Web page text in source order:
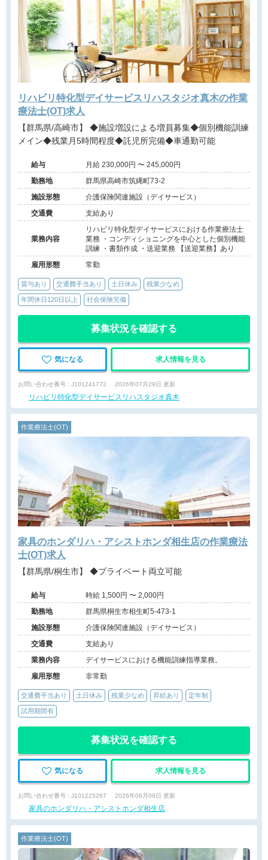
リハビリ特化型デイサービスリハスタジオ真木の作業
療法士(OT)求人
【群馬県/高崎市】 ◆施設増設による増員募集◆個別機能訓練
メイン◆残業月5時間程度◆託児所完備◆車通勤可能
給与
月給 230,000円 〜 245,000円
勤務地
群馬県高崎市筑縄町73-2
施設形態
介護保険関連施設（デイサービス）
交通費
支給あり
業務内容
リハビリ特化型デイサービスにおける作業療法士
業務 ・コンディショニングを中心とした個別機能
訓練 ・書類作成 ・送迎業務 【送迎業務】あり
雇用形態
常勤
賞与あり 交通費手当あり 土日休み 残業少なめ
年間休日120日以上 社会保険完備
募集状況を確認する
気になる 求人情報を見る
お問い合わせ番号 : J101241772 2026年07月29日 更新
リハビリ特化型デイサービスリハスタジオ真木
作業療法士(OT)
家具のホンダリハ・アシストホンダ相生店の作業療法
士(OT)求人
【群馬県/桐生市】 ◆プライベート両立可能
給与
時給 1,500円 〜 2,000円
勤務地
群馬県桐生市相生町5-473-1
施設形態
介護保険関連施設（デイサービス）
交通費
支給あり
業務内容
デイサービスにおける機能訓練指導業務。
雇用形態
非常勤
交通費手当あり 土日休み 残業少なめ 昇給あり 定年制
試用期間有
募集状況を確認する
気になる 求人情報を見る
お問い合わせ番号 : J101225267 2026年06月09日 更新
家具のホンダリハ・アシストホンダ相生店
作業療法士(OT)